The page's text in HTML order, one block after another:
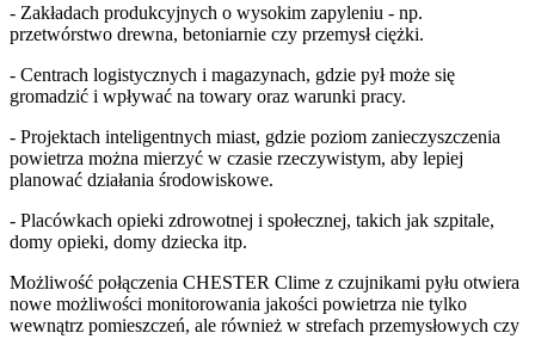
- Zakładach produkcyjnych o wysokim zapyleniu - np.
przetwórstwo drewna, betoniarnie czy przemysł ciężki.
- Centrach logistycznych i magazynach, gdzie pył może się
gromadzić i wpływać na towary oraz warunki pracy.
- Projektach inteligentnych miast, gdzie poziom zanieczyszczenia
powietrza można mierzyć w czasie rzeczywistym, aby lepiej
planować działania środowiskowe.
- Placówkach opieki zdrowotnej i społecznej, takich jak szpitale,
domy opieki, domy dziecka itp.
Możliwość połączenia CHESTER Clime z czujnikami pyłu otwiera
nowe możliwości monitorowania jakości powietrza nie tylko
wewnątrz pomieszczeń, ale również w strefach przemysłowych czy